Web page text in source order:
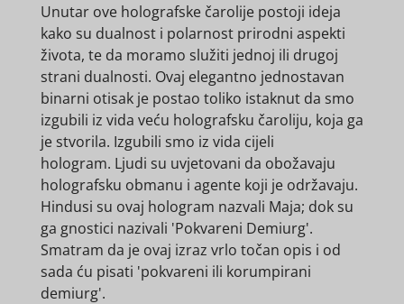
Unutar ove holografske čarolije postoji ideja
kako su dualnost i polarnost prirodni aspekti
života, te da moramo služiti jednoj ili drugoj
strani dualnosti. Ovaj elegantno jednostavan
binarni otisak je postao toliko istaknut da smo
izgubili iz vida veću holografsku čaroliju, koja ga
je stvorila. Izgubili smo iz vida cijeli
hologram. Ljudi su uvjetovani da obožavaju
holografsku obmanu i agente koji je održavaju.
Hindusi su ovaj hologram nazvali Maja; dok su
ga gnostici nazivali 'Pokvareni Demiurg'.
Smatram da je ovaj izraz vrlo točan opis i od
sada ću pisati 'pokvareni ili korumpirani
demiurg'.